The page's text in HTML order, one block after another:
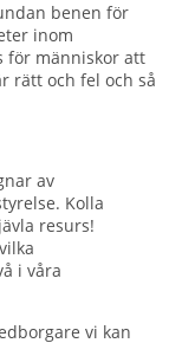
benen för
inom
för människor att
rätt och fel och så
av
Kolla
resurs!
i våra
vi kan